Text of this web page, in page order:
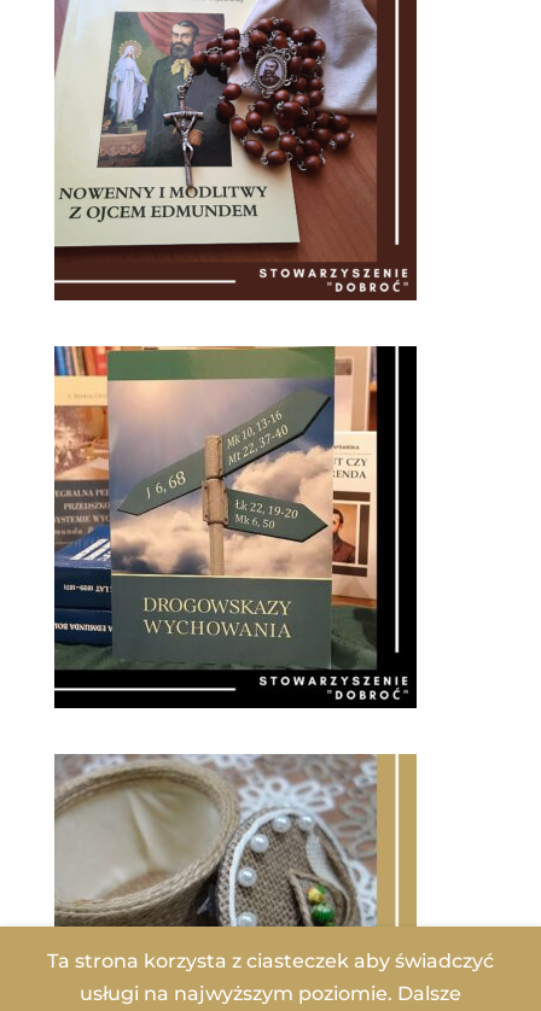
Ta strona korzysta z ciasteczek aby świadczyć
usługi na najwyższym poziomie. Dalsze